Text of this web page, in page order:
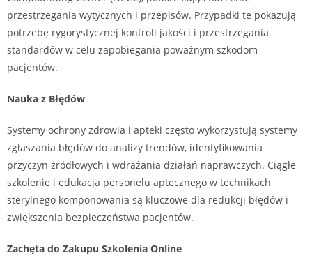
przestrzegania wytycznych i przepisów. Przypadki te pokazują
potrzebę rygorystycznej kontroli jakości i przestrzegania
standardów w celu zapobiegania poważnym szkodom
pacjentów.
Nauka z Błędów
Systemy ochrony zdrowia i apteki często wykorzystują systemy
zgłaszania błędów do analizy trendów, identyfikowania
przyczyn źródłowych i wdrażania działań naprawczych. Ciągłe
szkolenie i edukacja personelu aptecznego w technikach
sterylnego komponowania są kluczowe dla redukcji błędów i
zwiększenia bezpieczeństwa pacjentów.
Zachęta do Zakupu Szkolenia Online